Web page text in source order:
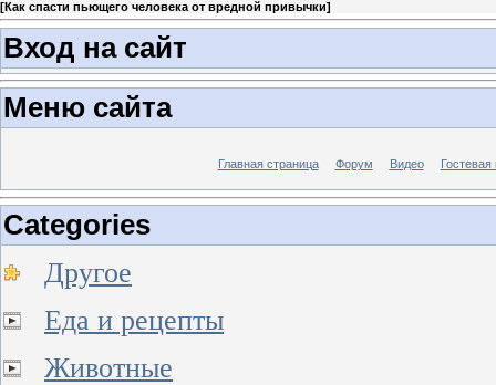
[Как спасти пьющего человека от вредной привычки]
Вход на сайт
Меню сайта
Главная страница Форум Видео Гостевая
Categories
Другое
Еда и рецепты
Животные